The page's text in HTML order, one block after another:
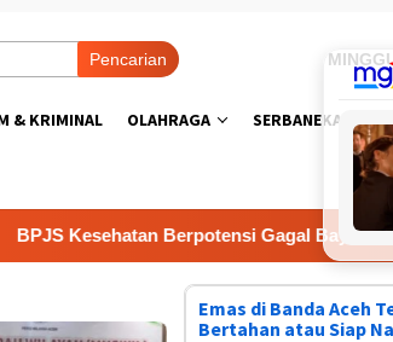
Pencarian
& KRIMINAL OLAHRAGA SERBANEKA
Kesehatan Berpotensi Gagal Bayar Juli
Emas di Banda Aceh
Bertahan atau Siap